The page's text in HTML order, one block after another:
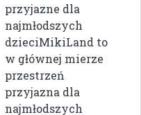
przyjazne dla
najmłodszych
dzieciMikiLand to
w głównej mierze
przestrzeń
przyjazna dla
najmłodszych